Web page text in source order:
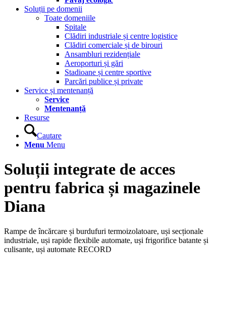
Soluții pe domenii
Toate domeniile
Spitale
Clădiri industriale și centre logistice
Clădiri comerciale și de birouri
Ansambluri rezidențiale
Aeroporturi și gări
Stadioane și centre sportive
Parcări publice și private
Service și mentenanță
Service
Mentenanță
Resurse
Cautare
Menu Menu
Soluții integrate de acces
pentru fabrica și magazinele
Diana
Rampe de încărcare și burdufuri termoizolatoare, uși secționale
industriale, uși rapide flexibile automate, uși frigorifice batante și
culisante, uși automate RECORD